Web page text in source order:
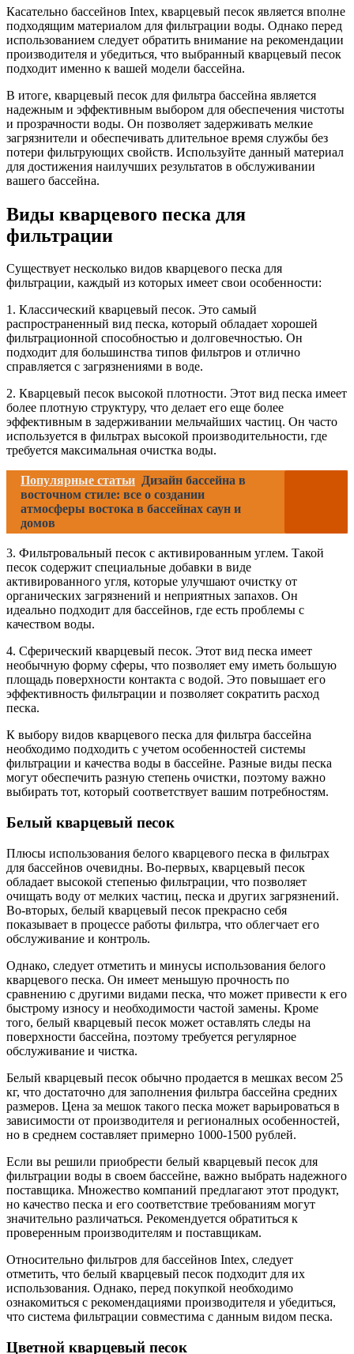
Касательно бассейнов Intex, кварцевый песок является вполне
подходящим материалом для фильтрации воды. Однако перед
использованием следует обратить внимание на рекомендации
производителя и убедиться, что выбранный кварцевый песок
подходит именно к вашей модели бассейна.
В итоге, кварцевый песок для фильтра бассейна является
надежным и эффективным выбором для обеспечения чистоты
и прозрачности воды. Он позволяет задерживать мелкие
загрязнители и обеспечивать длительное время службы без
потери фильтрующих свойств. Используйте данный материал
для достижения наилучших результатов в обслуживании
вашего бассейна.
Виды кварцевого песка для
фильтрации
Существует несколько видов кварцевого песка для
фильтрации, каждый из которых имеет свои особенности:
1. Классический кварцевый песок. Это самый
распространенный вид песка, который обладает хорошей
фильтрационной способностью и долговечностью. Он
подходит для большинства типов фильтров и отлично
справляется с загрязнениями в воде.
2. Кварцевый песок высокой плотности. Этот вид песка имеет
более плотную структуру, что делает его еще более
эффективным в задерживании мельчайших частиц. Он часто
используется в фильтрах высокой производительности, где
требуется максимальная очистка воды.
Популярные статьи Дизайн бассейна в
восточном стиле: все о создании
атмосферы востока в бассейнах саун и
домов
3. Фильтровальный песок с активированным углем. Такой
песок содержит специальные добавки в виде
активированного угля, которые улучшают очистку от
органических загрязнений и неприятных запахов. Он
идеально подходит для бассейнов, где есть проблемы с
качеством воды.
4. Сферический кварцевый песок. Этот вид песка имеет
необычную форму сферы, что позволяет ему иметь большую
площадь поверхности контакта с водой. Это повышает его
эффективность фильтрации и позволяет сократить расход
песка.
К выбору видов кварцевого песка для фильтра бассейна
необходимо подходить с учетом особенностей системы
фильтрации и качества воды в бассейне. Разные виды песка
могут обеспечить разную степень очистки, поэтому важно
выбирать тот, который соответствует вашим потребностям.
Белый кварцевый песок
Плюсы использования белого кварцевого песка в фильтрах
для бассейнов очевидны. Во-первых, кварцевый песок
обладает высокой степенью фильтрации, что позволяет
очищать воду от мелких частиц, песка и других загрязнений.
Во-вторых, белый кварцевый песок прекрасно себя
показывает в процессе работы фильтра, что облегчает его
обслуживание и контроль.
Однако, следует отметить и минусы использования белого
кварцевого песка. Он имеет меньшую прочность по
сравнению с другими видами песка, что может привести к его
быстрому износу и необходимости частой замены. Кроме
того, белый кварцевый песок может оставлять следы на
поверхности бассейна, поэтому требуется регулярное
обслуживание и чистка.
Белый кварцевый песок обычно продается в мешках весом 25
кг, что достаточно для заполнения фильтра бассейна средних
размеров. Цена за мешок такого песка может варьироваться в
зависимости от производителя и регионалных особенностей,
но в среднем составляет примерно 1000-1500 рублей.
Если вы решили приобрести белый кварцевый песок для
фильтрации воды в своем бассейне, важно выбрать надежного
поставщика. Множество компаний предлагают этот продукт,
но качество песка и его соответствие требованиям могут
значительно различаться. Рекомендуется обратиться к
проверенным производителям и поставщикам.
Относительно фильтров для бассейнов Intex, следует
отметить, что белый кварцевый песок подходит для их
использования. Однако, перед покупкой необходимо
ознакомиться с рекомендациями производителя и убедиться,
что система фильтрации совместима с данным видом песка.
Цветной кварцевый песок